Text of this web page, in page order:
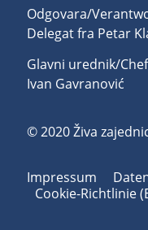
Odgovara/
Delegat fra Petar
Glavni urednik/
Ivan Gavranović
© 2020 Živa
Impressum
Cookie-Richtlinie